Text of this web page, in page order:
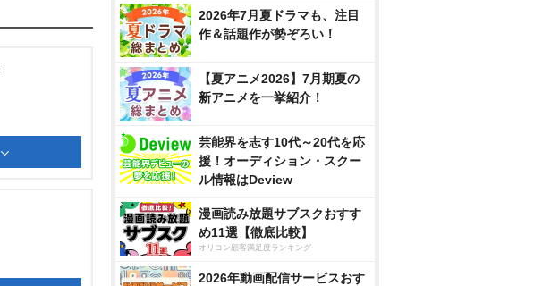
2026年7月夏ドラマも、注目
作＆話題作が勢ぞろい！
【夏アニメ2026】7月期夏の
新アニメを一挙紹介！
芸能界を志す10代～20代を応
援！オーディション・スクー
ル情報はDeview
漫画読み放題サブスクおすす
め11選【徹底比較】
オリコン顧客満足度ランキング
2026年動画配信サービスおす